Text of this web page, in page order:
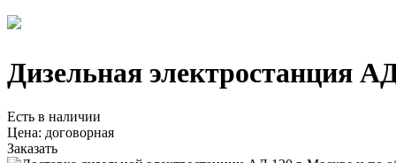
Дизельная электростанция
Есть в наличии
Цена: договорная
Заказать